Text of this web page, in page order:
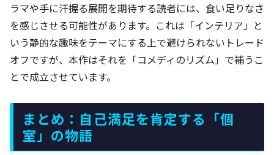
ラマや手に汗握る展開を期待する読者には、食い足りなさ
を感じさせる可能性があります。これは「インテリア」と
いう静的な趣味をテーマにする上で避けられないトレード
オフですが、本作はそれを「コメディのリズム」で補うこ
とで成立させています。
まとめ：自己満足を肯定する「個
室」の物語